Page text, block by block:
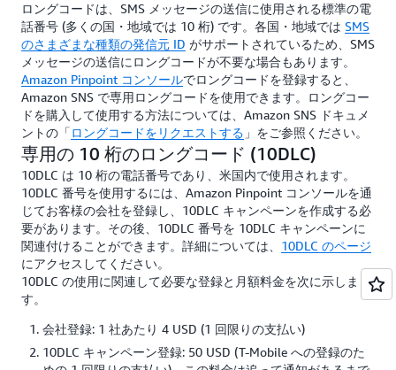
ロングコードは、SMS メッセージの送信に使用される標準の電
話番号 (多くの国・地域では 10 桁) です。各国・地域では SMS
のさまざまな種類の発信元 ID がサポートされているため、SMS
メッセージの送信にロングコードが不要な場合もあります。
Amazon Pinpoint コンソールでロングコードを登録すると、
Amazon SNS で専用ロングコードを使用できます。ロングコー
ドを購入して使用する方法については、Amazon SNS ドキュメ
ントの「ロングコードをリクエストする 」をご参照ください。
専用の 10 桁のロングコード (10DLC)
10DLC は 10 桁の電話番号であり、米国内で使用されます。
10DLC 番号を使用するには、Amazon Pinpoint コンソールを通
じてお客様の会社を登録し、10DLC キャンペーンを作成する必
要があります。その後、10DLC 番号を 10DLC キャンペーンに
関連付けることができます。詳細については、 10DLC のページ
にアクセスしてください。
10DLC の使用に関連して必要な登録と月額料金を次に示しま
す。
会社登録: 1 社あたり 4 USD (1 回限りの支払い)
10DLC キャンペーン登録: 50 USD (T-Mobile への登録のた